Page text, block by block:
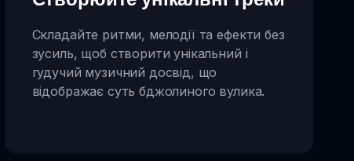
Складайте ритми, мелодії та ефекти без
зусиль, щоб створити унікальний і
гудучий музичний досвід, що
відображає суть бджолиного вулика.